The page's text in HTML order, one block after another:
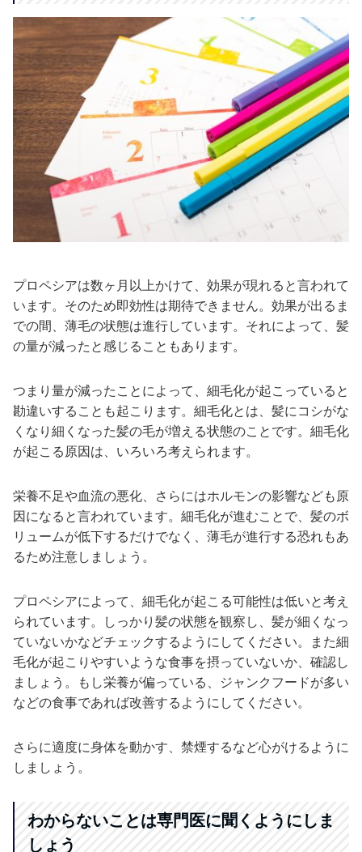
プロペシアは数ヶ月以上かけて、効果が現れると言われて
います。そのため即効性は期待できません。効果が出るま
での間、薄毛の状態は進行しています。それによって、髪
の量が減ったと感じることもあります。
つまり量が減ったことによって、細毛化が起こっていると
勘違いすることも起こります。細毛化とは、髪にコシがな
くなり細くなった髪の毛が増える状態のことです。細毛化
が起こる原因は、いろいろ考えられます。
栄養不足や血流の悪化、さらにはホルモンの影響なども原
因になると言われています。細毛化が進むことで、髪のボ
リュームが低下するだけでなく、薄毛が進行する恐れもあ
るため注意しましょう。
プロペシアによって、細毛化が起こる可能性は低いと考え
られています。しっかり髪の状態を観察し、髪が細くなっ
ていないかなどチェックするようにしてください。また細
毛化が起こりやすいような食事を摂っていないか、確認し
ましょう。もし栄養が偏っている、ジャンクフードが多い
などの食事であれば改善するようにしてください。
さらに適度に身体を動かす、禁煙するなど心がけるように
しましょう。
わからないことは専門医に聞くようにしま
しょう